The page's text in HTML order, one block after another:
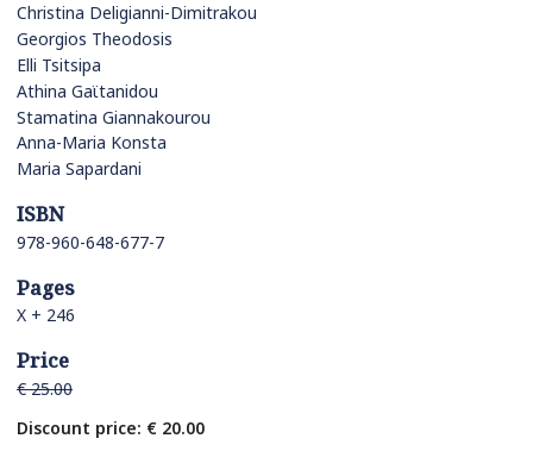
Christina Deligianni-Dimitrakou
Georgios Theodosis
Elli Tsitsipa
Athina Gaϊtanidou
Stamatina Giannakourou
Anna-Maria Konsta
Maria Sapardani
ISBN
978-960-648-677-7
Pages
Χ + 246
Price
€ 25.00
Discount price: € 20.00